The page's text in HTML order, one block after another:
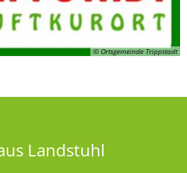
© Ortsgemeinde Trippstadt
Landstuhl